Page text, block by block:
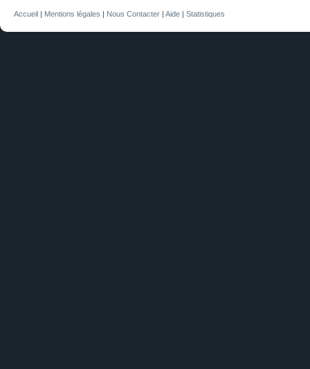
Accueil | Mentions légales | Nous Contacter | Aide | Statistiques